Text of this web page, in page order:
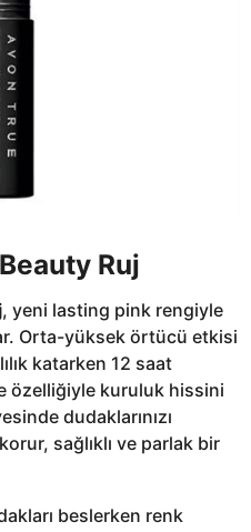
Ruj
, yeni lasting pink rengiyle
Orta-yüksek örtücü etkisi
katarken 12 saat
özelliğiyle kuruluk hissini
dudaklarınızı
sağlıklı ve parlak bir
beslerken renk